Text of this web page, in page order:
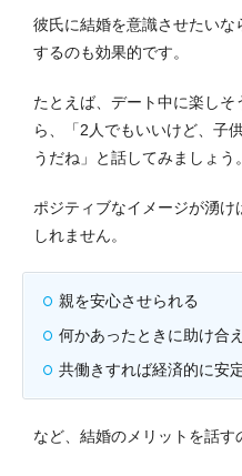
彼氏に結婚を意識させたい
するのも効果的です。
たとえば、デート中に楽し
ら、「2人でもいいけど、子
うだね」と話してみましょう。
ポジティブなイメージが湧け
しれません。
親を安心させられる
何かあったときに助け合
共働きすれば経済的に安
など、結婚のメリットを話す